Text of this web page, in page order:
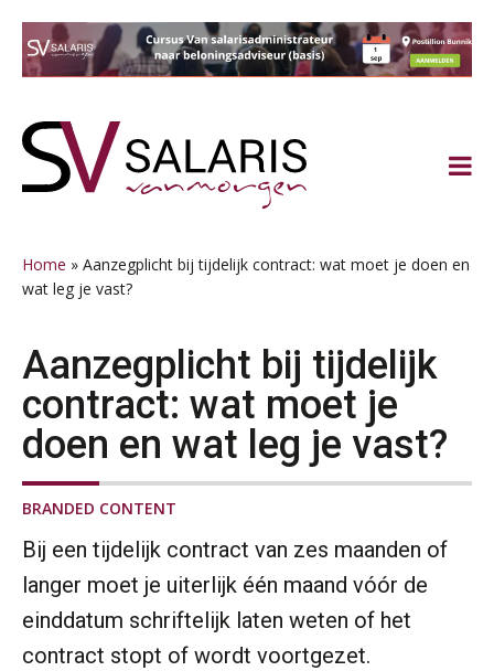
naar
hoofdnavigatie
naar
hoofd
naar
eerste
naar
voettekst
Home » Aanzegplicht bij tijdelijk contract: wat moet je doen en
wat leg je vast?
Aanzegplicht bij tijdelijk
contract: wat moet je
doen en wat leg je vast?
BRANDED CONTENT
Bij een tijdelijk contract van zes maanden of
langer moet je uiterlijk één maand vóór de
einddatum schriftelijk laten weten of het
contract stopt of wordt voortgezet.